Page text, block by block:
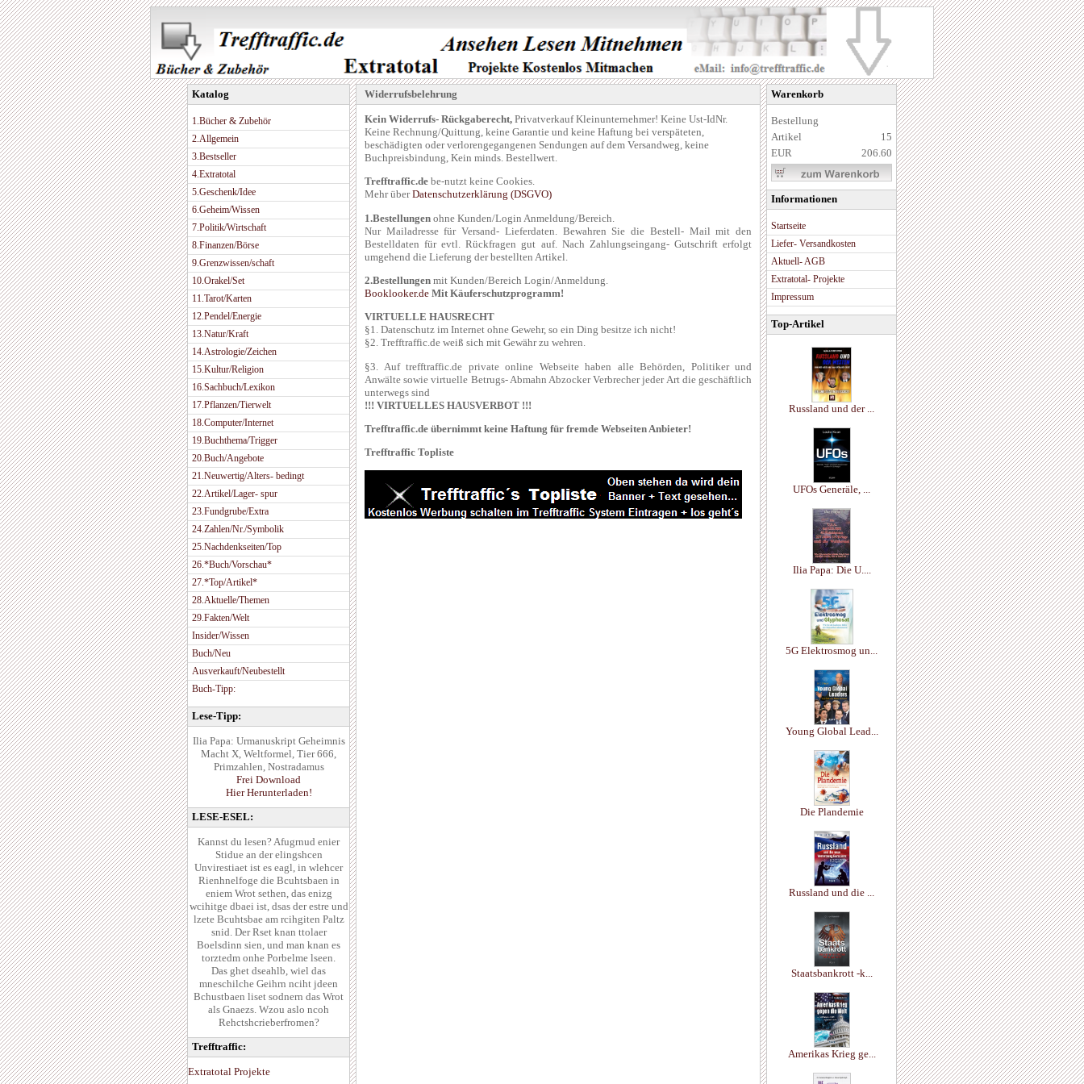
Katalog
1.Bücher & Zubehör
2.Allgemein
3.Bestseller
4.Extratotal
5.Geschenk/Idee
6.Geheim/Wissen
7.Politik/Wirtschaft
8.Finanzen/Börse
9.Grenzwissen/schaft
10.Orakel/Set
11.Tarot/Karten
12.Pendel/Energie
13.Natur/Kraft
14.Astrologie/Zeichen
15.Kultur/Religion
16.Sachbuch/Lexikon
17.Pflanzen/Tierwelt
18.Computer/Internet
19.Buchthema/Trigger
20.Buch/Angebote
21.Neuwertig/Alters- bedingt
22.Artikel/Lager- spur
23.Fundgrube/Extra
24.Zahlen/Nr./Symbolik
25.Nachdenkseiten/Top
26.*Buch/Vorschau*
27.*Top/Artikel*
28.Aktuelle/Themen
29.Fakten/Welt
Insider/Wissen
Buch/Neu
Ausverkauft/Neubestellt
Buch-Tipp:
Lese-Tipp:
Ilia Papa: Urmanuskript Geheimnis
Macht X, Weltformel, Tier 666,
Primzahlen, Nostradamus
Frei Download
Hier Herunterladen!
LESE-ESEL:
Kannst du lesen? Afugrnud enier
Stidue an der elingshcen
Unvirestiaet ist es eagl, in wlehcer
Rienhnelfoge die Bcuhtsbaen in
eniem Wrot sethen, das enizg
wcihitge dbaei ist, dsas der estre und
lzete Bcuhtsbae am rcihgiten Paltz
snid. Der Rset knan ttolaer
Boelsdinn sien, und man knan es
torztedm onhe Porbelme lseen.
Das ghet dseahlb, wiel das
mneschilche Geihrn nciht jdeen
Bchustbaen liset sodnern das Wrot
als Gnaezs. Wzou aslo ncoh
Rehctshcrieberfromen?
Trefftraffic:
Extratotal Projekte
Widerrufsbelehrung
Kein Widerrufs- Rückgaberecht, Privatverkauf Kleinunternehmer! Keine Ust-IdNr.
Keine Rechnung/Quittung, keine Garantie und keine Haftung bei verspäteten,
beschädigten oder verlorengegangenen Sendungen auf dem Versandweg, keine
Buchpreisbindung, Kein minds. Bestellwert.
Trefftraffic.de be-nutzt keine Cookies.
Mehr überDatenschutzerklärung (DSGVO)
1.Bestellungen ohne Kunden/Login Anmeldung/Bereich.
Nur Mailadresse für Versand- Lieferdaten. Bewahren Sie die Bestell- Mail mit den
Bestelldaten für evtl. Rückfragen gut auf. Nach Zahlungseingang- Gutschrift erfolgt
umgehend die Lieferung der bestellten Artikel.
2.Bestellungen mit Kunden/Bereich Login/Anmeldung.
Booklooker.de Mit Käuferschutz­programm!
VIRTUELLE HAUSRECHT
§1. Datenschutz im Internet ohne Gewehr, so ein Ding besitze ich nicht!
§2. Trefftraffic.de weiß sich mit Gewähr zu wehren.
§3. Auf trefftraffic.de private online Webseite haben alle Behörden, Politiker und
Anwälte sowie virtuelle Betrugs- Abmahn Abzocker Verbrecher jeder Art die geschäftlich
unterwegs sind
!!! VIRTUELLES HAUSVERBOT !!!
Trefftraffic.de übernimmt keine Haftung für fremde Webseiten Anbieter!
Trefftraffic Topliste
Warenkorb
Bestellung
Artikel
15
EUR
206.60
Informationen
Startseite
Liefer- Versandkosten
Aktuell- AGB
Extratotal- Projekte
Impressum
Top-Artikel
Russland und der ...
UFOs Generäle, ...
Ilia Papa: Die U....
5G Elektrosmog un...
Young Global Lead...
Die Plandemie
Russland und die ...
Staatsbankrott -k...
Amerikas Krieg ge...